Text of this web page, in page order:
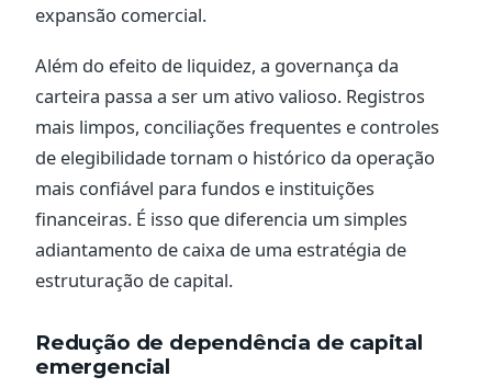
expansão comercial.
Além do efeito de liquidez, a governança da
carteira passa a ser um ativo valioso. Registros
mais limpos, conciliações frequentes e controles
de elegibilidade tornam o histórico da operação
mais confiável para fundos e instituições
financeiras. É isso que diferencia um simples
adiantamento de caixa de uma estratégia de
estruturação de capital.
Redução de dependência de capital
emergencial